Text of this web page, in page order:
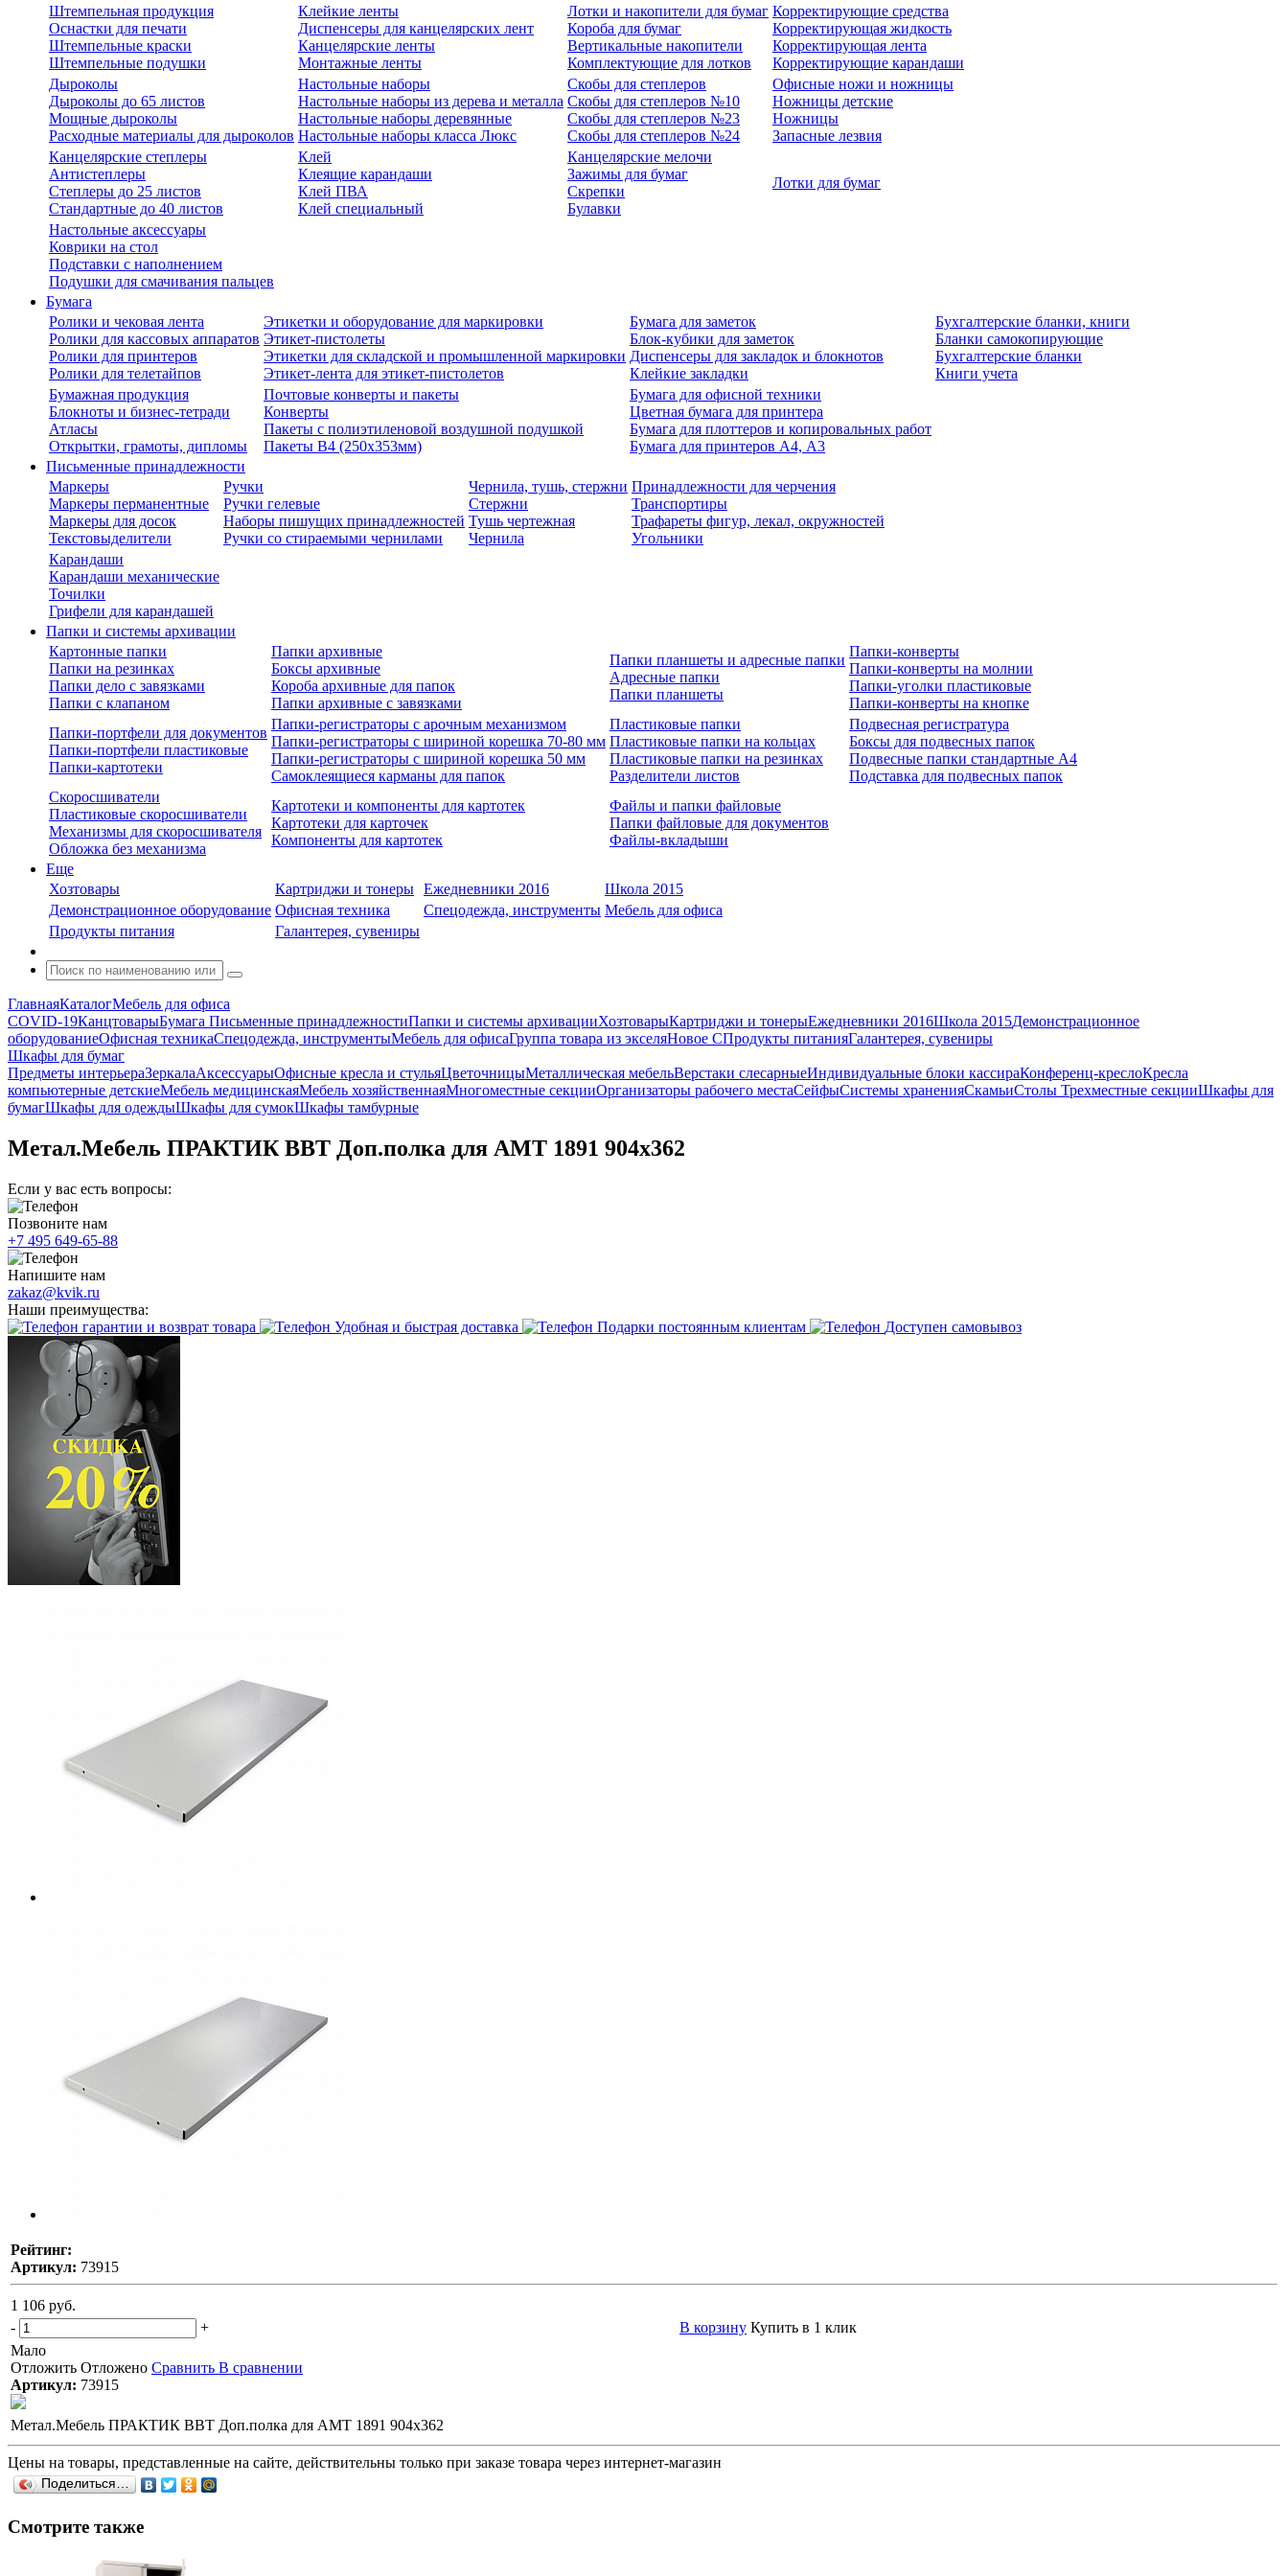
Штемпельная продукция
Оснастки для печати
Штемпельные краски
Штемпельные подушки
Клейкие ленты
Диспенсеры для канцелярских лент
Канцелярские ленты
Монтажные ленты
Лотки и накопители для бумаг
Короба для бумаг
Вертикальные накопители
Комплектующие для лотков
Корректирующие средства
Корректирующая жидкость
Корректирующая лента
Корректирующие карандаши
Дыроколы
Дыроколы до 65 листов
Мощные дыроколы
Расходные материалы для дыроколов
Настольные наборы
Настольные наборы из дерева и металла
Настольные наборы деревянные
Настольные наборы класса Люкс
Скобы для степлеров
Скобы для степлеров №10
Скобы для степлеров №23
Скобы для степлеров №24
Офисные ножи и ножницы
Ножницы детские
Ножницы
Запасные лезвия
Канцелярские степлеры
Антистеплеры
Степлеры до 25 листов
Стандартные до 40 листов
Клей
Клеящие карандаши
Клей ПВА
Клей специальный
Канцелярские мелочи
Зажимы для бумаг
Скрепки
Булавки
Лотки для бумаг
Настольные аксессуары
Коврики на стол
Подставки с наполнением
Подушки для смачивания пальцев
Бумага
Ролики и чековая лента
Ролики для кассовых аппаратов
Ролики для принтеров
Ролики для телетайпов
Этикетки и оборудование для маркировки
Этикет-пистолеты
Этикетки для складской и промышленной маркировки
Этикет-лента для этикет-пистолетов
Бумага для заметок
Блок-кубики для заметок
Диспенсеры для закладок и блокнотов
Клейкие закладки
Бухгалтерские бланки, книги
Бланки самокопирующие
Бухгалтерские бланки
Книги учета
Бумажная продукция
Блокноты и бизнес-тетради
Атласы
Открытки, грамоты, дипломы
Почтовые конверты и пакеты
Конверты
Пакеты с полиэтиленовой воздушной подушкой
Пакеты В4 (250х353мм)
Бумага для офисной техники
Цветная бумага для принтера
Бумага для плоттеров и копировальных работ
Бумага для принтеров А4, А3
Письменные принадлежности
Маркеры
Маркеры перманентные
Маркеры для досок
Текстовыделители
Ручки
Ручки гелевые
Наборы пишущих принадлежностей
Ручки со стираемыми чернилами
Чернила, тушь, стержни
Стержни
Тушь чертежная
Чернила
Принадлежности для черчения
Транспортиры
Трафареты фигур, лекал, окружностей
Угольники
Карандаши
Карандаши механические
Точилки
Грифели для карандашей
Папки и системы архивации
Картонные папки
Папки на резинках
Папки дело с завязками
Папки с клапаном
Папки архивные
Боксы архивные
Короба архивные для папок
Папки архивные с завязками
Папки планшеты и адресные папки
Адресные папки
Папки планшеты
Папки-конверты
Папки-конверты на молнии
Папки-уголки пластиковые
Папки-конверты на кнопке
Папки-портфели для документов
Папки-портфели пластиковые
Папки-картотеки
Папки-регистраторы с арочным механизмом
Папки-регистраторы с шириной корешка 70-80 мм
Папки-регистраторы с шириной корешка 50 мм
Самоклеящиеся карманы для папок
Пластиковые папки
Пластиковые папки на кольцах
Пластиковые папки на резинках
Разделители листов
Подвесная регистратура
Боксы для подвесных папок
Подвесные папки стандартные А4
Подставка для подвесных папок
Скоросшиватели
Пластиковые скоросшиватели
Механизмы для скоросшивателя
Обложка без механизма
Картотеки и компоненты для картотек
Картотеки для карточек
Компоненты для картотек
Файлы и папки файловые
Папки файловые для документов
Файлы-вкладыши
Еще
Хозтовары
Картриджи и тонеры Ежедневники 2016
Школа 2015
Демонстрационное оборудование Офисная техника Спецодежда, инструменты Мебель для офиса
Продукты питания
Галантерея, сувениры
ГлавнаяКаталогМебель для офиса
COVID-19КанцтоварыБумага Письменные принадлежностиПапки и системы архивацииХозтоварыКартриджи и тонерыЕжедневники 2016Школа 2015Демонстрационное
оборудованиеОфисная техникаСпецодежда, инструментыМебель для офисаГруппа товара из экселяНовое СПродукты питанияГалантерея, сувениры
Шкафы для бумаг
Предметы интерьераЗеркалаАксессуарыОфисные кресла и стульяЦветочницыМеталлическая мебельВерстаки слесарныеИндивидуальные блоки кассираКонференц-креслоКресла
компьютерные детскиеМебель медицинскаяМебель хозяйственнаяМногоместные секцииОрганизаторы рабочего местаСейфыСистемы храненияСкамьиСтолы Трехместные секцииШкафы для
бумагШкафы для одеждыШкафы для сумокШкафы тамбурные
Метал.Мебель ПРАКТИК BBT Доп.полка для AMT 1891 904х362
Если у вас есть вопросы:
Позвоните нам
+7 495 649-65-88
Напишите нам
zakaz@kvik.ru
Наши преимущества:
гарантии и возврат товара
Удобная и быстрая доставка Подарки постоянным клиентам Доступен самовывоз
Рейтинг:
Артикул: 73915
1 106 руб.
-
+ В корзину Купить в 1 клик
Мало
Отложить Отложено Сравнить В сравнении
Артикул: 73915
Метал.Мебель ПРАКТИК BBT Доп.полка для AMT 1891 904х362
Цены на товары, представленные на сайте, действительны только при заказе товара через интернет-магазин
Поделиться…
Смотрите также